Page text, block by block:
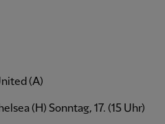
(A)
(H) Sonntag, 17. (15 Uhr)